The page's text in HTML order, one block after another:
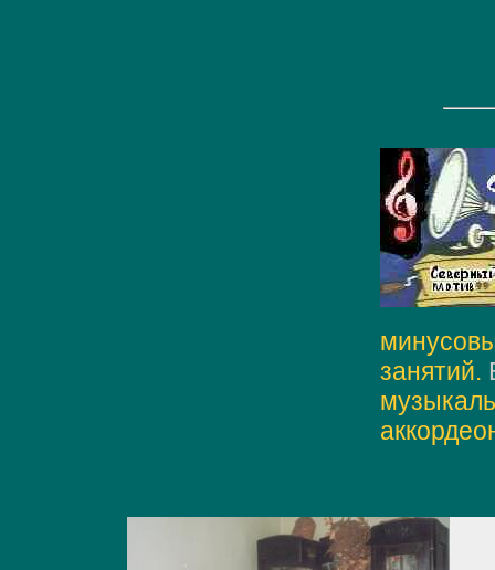
занятий.